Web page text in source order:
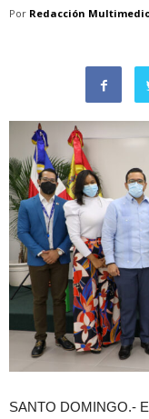
Por Redacción
SANTO DOMINGO.-